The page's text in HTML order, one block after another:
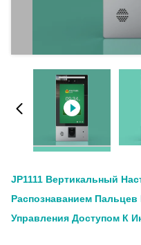
JP1111 Вертикальный
Распознаванием
Управления Доступом К